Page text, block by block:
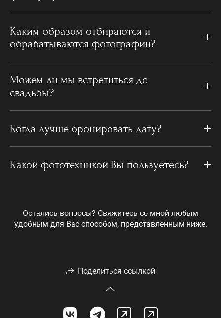
Каким образом отбираются и
обрабатываются фотографии?
Можем ли мы встретиться до
свадьбы?
Когда лучше бронировать дату?
Какой фототехникой Вы пользуетесь?
Остались вопросы? Свяжитесь со мной любым
удобным для Вас способом, представленным ниже.
Поделиться ссылкой